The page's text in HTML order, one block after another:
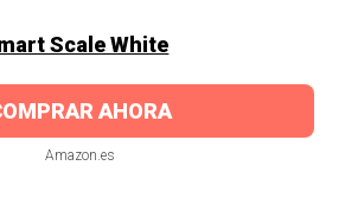
Scale White
AHORA
Amazon.es